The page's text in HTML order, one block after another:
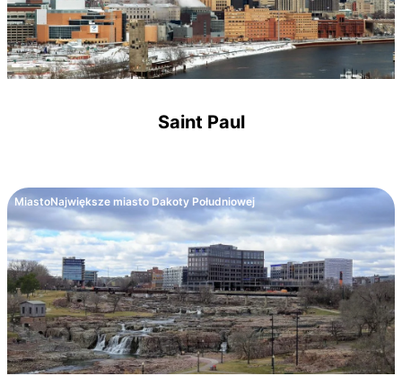
Saint Paul
MiastoNajwiększe miasto Dakoty Południowej